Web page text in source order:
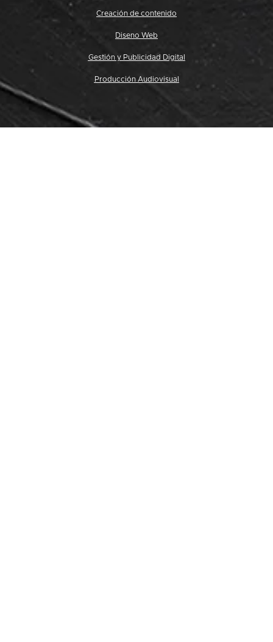
Creación de contenido
Diseno Web
Gestión y Publicidad Digital
Producción Audiovisual